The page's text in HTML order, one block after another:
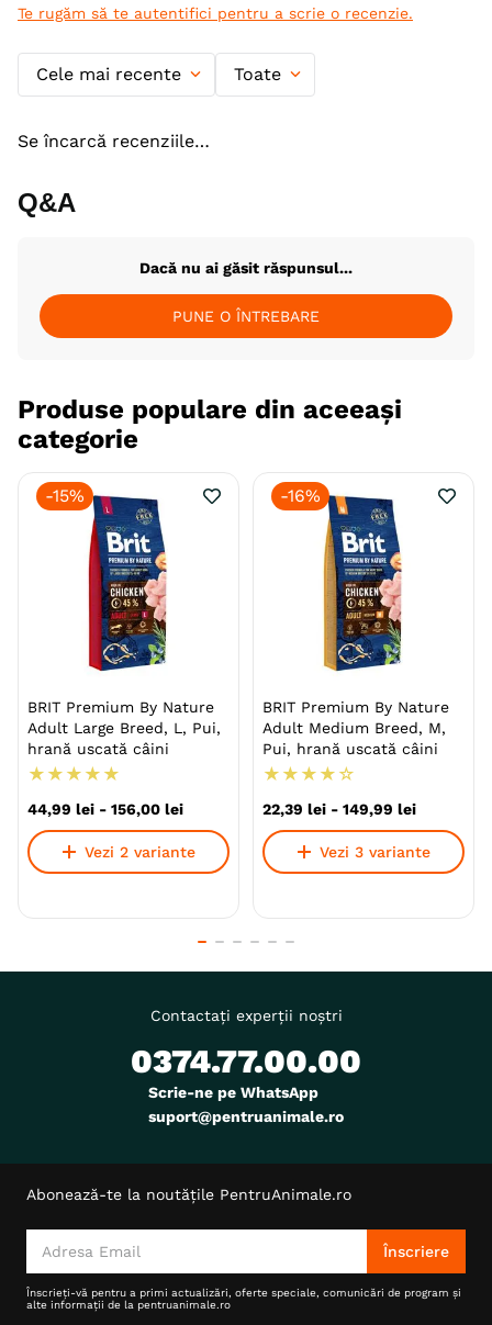
Calitate Hrana Ultra-Premium
Grain Free
Monoproteic
Metoda de preparare
Champion Petfood
Te rugăm să te autentifici pentru a scrie o recenzie.
Cele mai recente Toate
Se încarcă recenziile…
Q&A
Dacă nu ai găsit răspunsul...
PUNE O ÎNTREBARE
Produse populare din aceeași
categorie
-15%
BRIT Premium By Nature
Adult Large Breed, L, Pui,
hrană uscată câini
★ ★ ★ ★ ★
44,99 lei - 156,00 lei
Vezi 2 variante
-16%
BRIT Premium By Nature
Adult Medium Breed, M,
Pui, hrană uscată câini
★ ★ ★ ★ ☆
22,39 lei - 149,99 lei
Vezi 3 variante
Contactați experții noștri
0374.77.00.00
Scrie-ne pe WhatsApp
suport@pentruanimale.ro
Abonează-te la noutățile PentruAnimale.ro
Înscriere
Înscrieți-vă pentru a primi actualizări, oferte speciale, comunicări de program și
alte informații de la pentruanimale.ro